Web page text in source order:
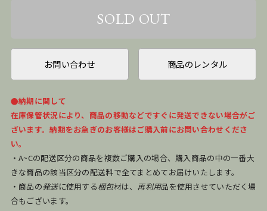
お問い合わせ 商品のレンタル
●納期に関して
在庫保管状況により、商品の移動などですぐに発送できない場合がご
ざいます。納期をお急ぎのお客様はご購入前にお問い合わせくださ
い。
・A~Cの配送区分の商品を複数ご購入の場合、購入商品の中の一番大
きな商品の該当区分の配送料で全てまとめてお届けいたします。
・商品の発送に使用する梱包材は、 再利用品を使用させていただく場
合もございます。